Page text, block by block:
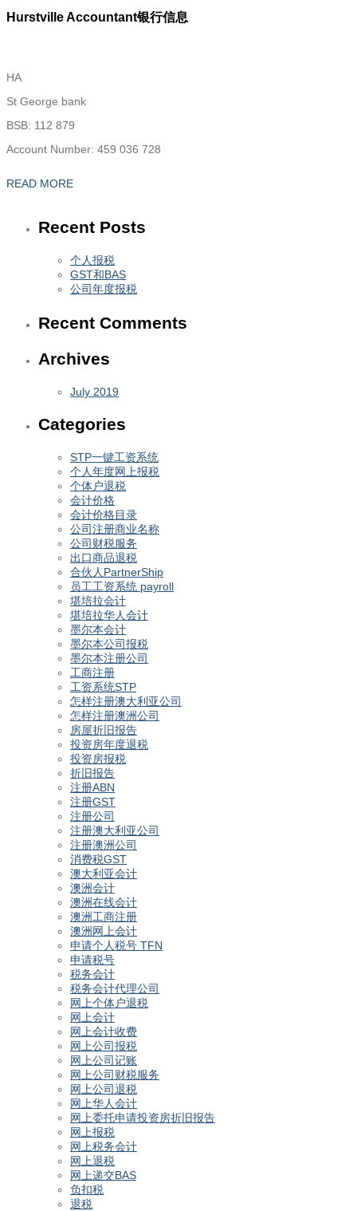
Hurstville Accountant银行信息
HA
St George bank
BSB: 112 879
Account Number: 459 036 728
READ MORE
Recent Posts
个人报税
GST和BAS
公司年度报税
Recent Comments
Archives
July 2019
Categories
STP一键工资系统
个人年度网上报税
个体户退税
会计价格
会计价格目录
公司注册商业名称
公司财税服务
出口商品退税
合伙人PartnerShip
员工工资系统 payroll
堪培拉会计
堪培拉华人会计
墨尔本会计
墨尔本公司报税
墨尔本注册公司
工商注册
工资系统STP
怎样注册澳大利亚公司
怎样注册澳洲公司
房屋折旧报告
投资房年度退税
投资房报税
折旧报告
注册ABN
注册GST
注册公司
注册澳大利亚公司
注册澳洲公司
消费税GST
澳大利亚会计
澳洲会计
澳洲在线会计
澳洲工商注册
澳洲网上会计
申请个人税号 TFN
申请税号
税务会计
税务会计代理公司
网上个体户退税
网上会计
网上会计收费
网上公司报税
网上公司记账
网上公司财税服务
网上公司退税
网上华人会计
网上委托申请投资房折旧报告
网上报税
网上税务会计
网上退税
网上递交BAS
负扣税
退税